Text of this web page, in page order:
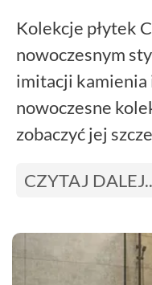
Kolekcje płytek
nowoczesnym
imitacji kamienia
nowoczesne
zobaczyć jej
CZYTAJ